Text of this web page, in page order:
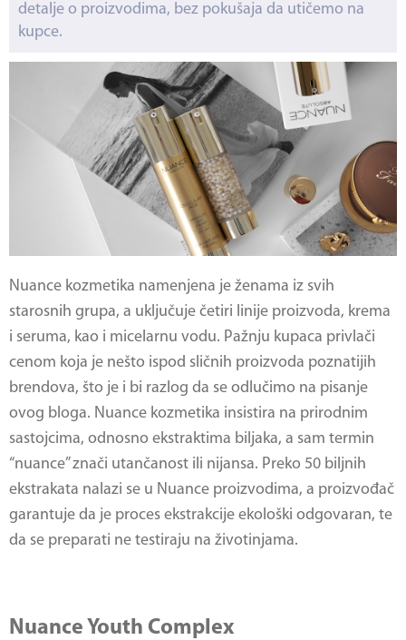
detalje o proizvodima, bez pokušaja da utičemo na
kupce.
Nuance kozmetika namenjena je ženama iz svih
starosnih grupa, a uključuje četiri linije proizvoda, krema
i seruma, kao i micelarnu vodu. Pažnju kupaca privlači
cenom koja je nešto ispod sličnih proizvoda poznatijih
brendova, što je i bi razlog da se odlučimo na pisanje
ovog bloga. Nuance kozmetika insistira na prirodnim
sastojcima, odnosno ekstraktima biljaka, a sam termin
“nuance” znači utančanost ili nijansa. Preko 50 biljnih
ekstrakata nalazi se u Nuance proizvodima, a proizvođač
garantuje da je proces ekstrakcije ekološki odgovaran, te
da se preparati ne testiraju na životinjama.
Nuance Youth Complex